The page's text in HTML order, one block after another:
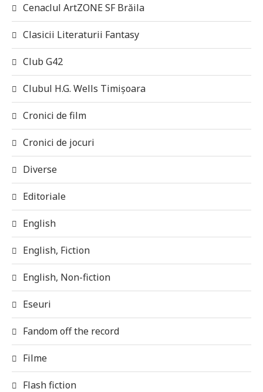
Cenaclul ArtZONE SF Brăila
Clasicii Literaturii Fantasy
Club G42
Clubul H.G. Wells Timișoara
Cronici de film
Cronici de jocuri
Diverse
Editoriale
English
English, Fiction
English, Non-fiction
Eseuri
Fandom off the record
Filme
Flash fiction